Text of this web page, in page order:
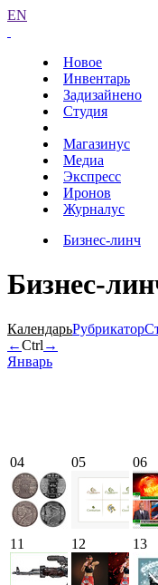
EN
Новое
Инвентарь
Задизайнено
Студия
Магазинус
Медиа
Экспресс
Иронов
Журналус
Бизнес-линч
Бизнес-
КалендарьРубрикатор
←Ctrl →
Январь
04 05 06
11 12 13